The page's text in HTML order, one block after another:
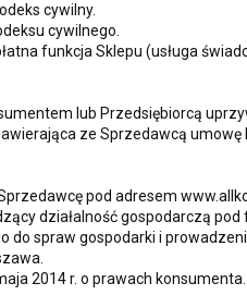
cywilny.
cywilnego.
funkcja Sklepu (usługa
lub Przedsiębiorcą
ze Sprzedawcą
pod adresem
działalność gospodarczą
spraw gospodarki i
2014 r. o prawach konsumenta.